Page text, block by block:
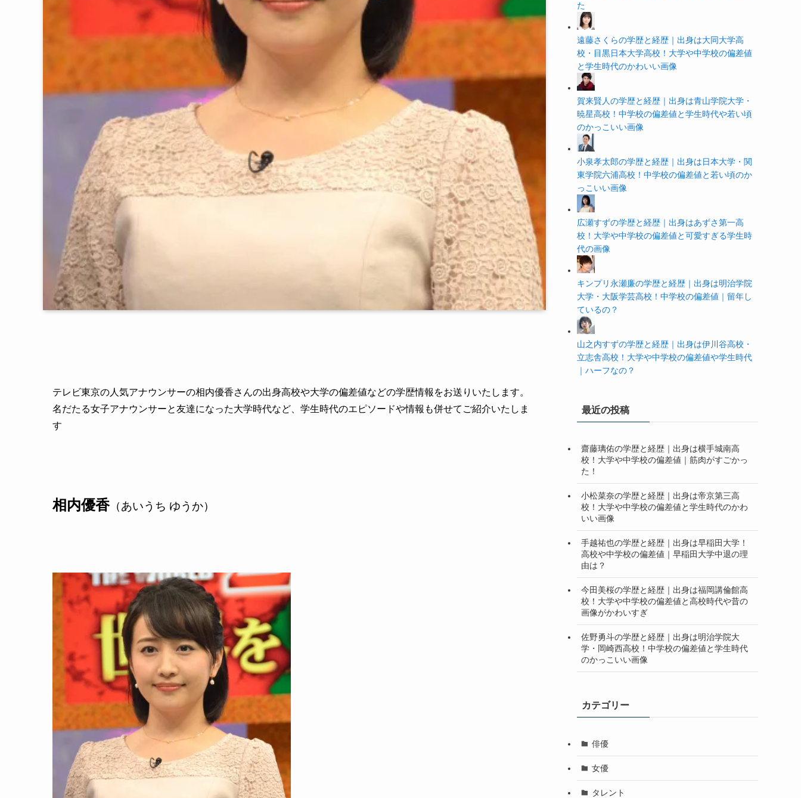
テレビ東京の人気アナウンサーの相内優香さんの出身高校や大学の偏差値などの学歴情報をお送りいたします。
名だたる女子アナウンサーと友達になった大学時代など、学生時代のエピソードや情報も併せてご紹介いたしま
す
相内優香（あいうち ゆうか）
た
遠藤さくらの学歴と経歴｜出身は大同大学高
校・目黒日本大学高校！大学や中学校の偏差値
と学生時代のかわいい画像
賀来賢人の学歴と経歴｜出身は青山学院大学・
暁星高校！中学校の偏差値と学生時代や若い頃
のかっこいい画像
小泉孝太郎の学歴と経歴｜出身は日本大学・関
東学院六浦高校！中学校の偏差値と若い頃のか
っこいい画像
広瀬すずの学歴と経歴｜出身はあずさ第一高
校！大学や中学校の偏差値と可愛すぎる学生時
代の画像
キンプリ永瀬廉の学歴と経歴｜出身は明治学院
大学・大阪学芸高校！中学校の偏差値｜留年し
ているの？
山之内すずの学歴と経歴｜出身は伊川谷高校・
立志舎高校！大学や中学校の偏差値や学生時代
｜ハーフなの？
最近の投稿
齋藤璃佑の学歴と経歴｜出身は横手城南高
校！大学や中学校の偏差値｜筋肉がすごかっ
た！
小松菜奈の学歴と経歴｜出身は帝京第三高
校！大学や中学校の偏差値と学生時代のかわ
いい画像
手越祐也の学歴と経歴｜出身は早稲田大学！
高校や中学校の偏差値｜早稲田大学中退の理
由は？
今田美桜の学歴と経歴｜出身は福岡講倫館高
校！大学や中学校の偏差値と高校時代や昔の
画像がかわいすぎ
佐野勇斗の学歴と経歴｜出身は明治学院大
学・岡崎西高校！中学校の偏差値と学生時代
のかっこいい画像
カテゴリー
俳優
女優
タレント